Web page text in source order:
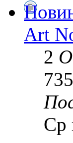
Art
2
Ср